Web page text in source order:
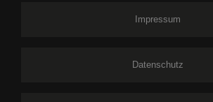
Impressum
Datenschutz